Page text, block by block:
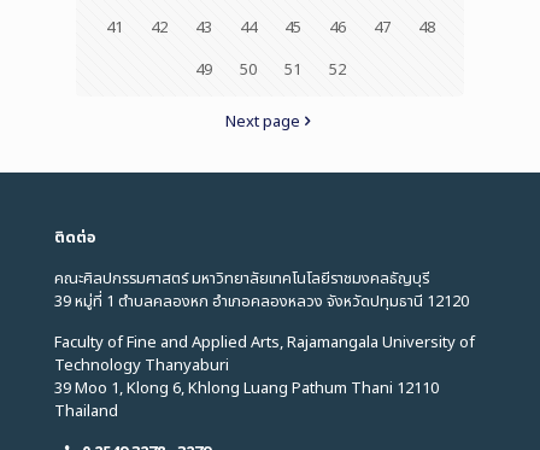
41
42 43 44 45 46 47
48
49
50 51 52
Next page
ติดต่อ
คณะศิลปกรรมศาสตร์ มหาวิทยาลัยเทคโนโลยีราชมงคลธัญบุรี
39 หมู่ที่ 1 ตำบลคลองหก อำเภอคลองหลวง จังหวัดปทุมธานี 12120
Faculty of Fine and Applied Arts, Rajamangala University of
Technology Thanyaburi
39 Moo 1, Klong 6, Khlong Luang Pathum Thani 12110
Thailand